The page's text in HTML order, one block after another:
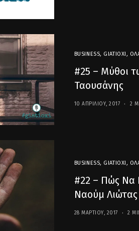
BUSINESS, GIATIOXI,
#25 – Μύθοι
Ταουσάνης
10 ΑΠΡΙΛΊΟΥ, 2017 2
BUSINESS, GIATIOXI ,
#22 – Πώς Να
Ναούμ Λιώτας
28 ΜΑΡΤΊΟΥ, 2017 2